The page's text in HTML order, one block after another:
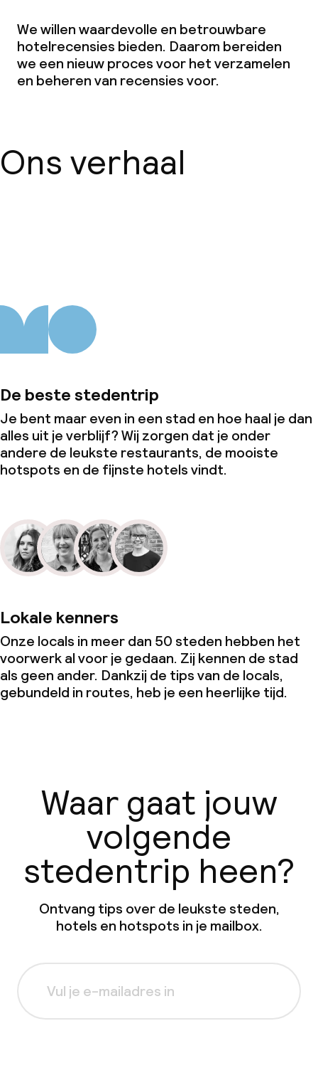
We willen waardevolle en betrouwbare
hotelrecensies bieden. Daarom bereiden
we een nieuw proces voor het verzamelen
en beheren van recensies voor.
Ons verhaal
De beste stedentrip
Je bent maar even in een stad en hoe haal je dan
alles uit je verblijf? Wij zorgen dat je onder
andere de leukste restaurants, de mooiste
hotspots en de fijnste hotels vindt.
Lokale kenners
Onze locals in meer dan 50 steden hebben het
voorwerk al voor je gedaan. Zij kennen de stad
als geen ander. Dankzij de tips van de locals,
gebundeld in routes, heb je een heerlijke tijd.
Waar gaat jouw
volgende
stedentrip heen?
Ontvang tips over de leukste steden,
hotels en hotspots in je mailbox.